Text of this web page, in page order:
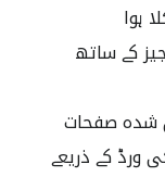
ہوا
کے ساتھ
شدہ صفحات
ورڈ کے ذریعے